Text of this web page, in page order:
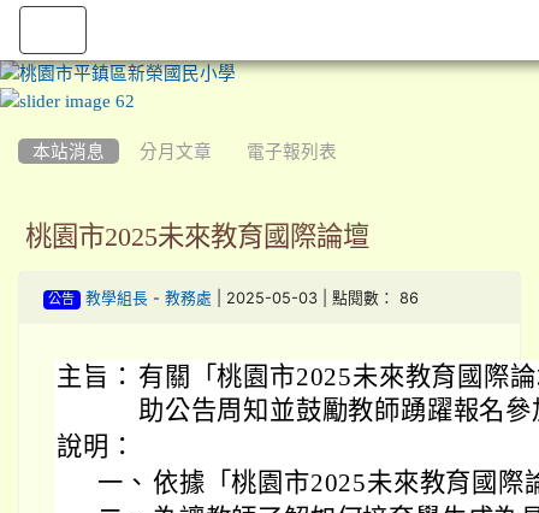
本站消息 分月文章 電子報列表
桃園市2025未來教育國際論壇
公告 教學組長- 教務處 | 2025-05-03 | 點閱數： 86
主旨： 有關「桃園市2025未來教育國際
助公告周知並鼓勵教師踴躍報名
說明：
一、 依據「桃園市2025未來教育國際